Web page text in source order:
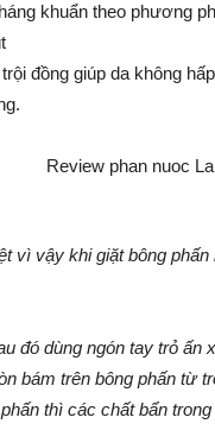
khuẩn theo phương
đồng giúp da không
vì vậy khi giặt bông
đó dùng ngón tay trỏ ấn
bám trên bông phấn từ
thì các chất bẩn